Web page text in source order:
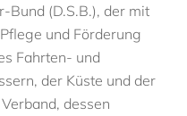
Bund (D.S.B.), der mit
und Förderung
Fahrten- und
der Küste und der
dessen